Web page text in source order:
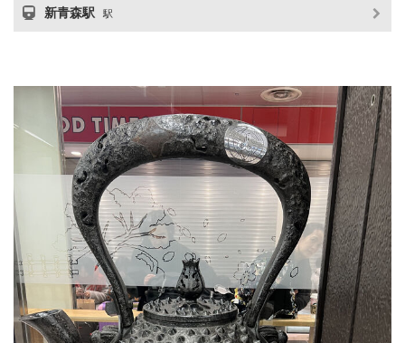
新青森駅 駅